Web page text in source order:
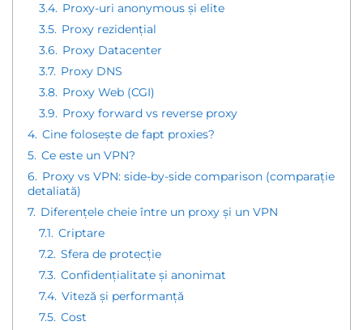
3.4. Proxy-uri anonymous și elite
3.5. Proxy rezidențial
3.6. Proxy Datacenter
3.7. Proxy DNS
3.8. Proxy Web (CGI)
3.9. Proxy forward vs reverse proxy
4. Cine folosește de fapt proxies?
5. Ce este un VPN?
6. Proxy vs VPN: side-by-side comparison (comparație
detaliată)
7. Diferențele cheie între un proxy și un VPN
7.1. Criptare
7.2. Sfera de protecție
7.3. Confidențialitate și anonimat
7.4. Viteză și performanță
7.5. Cost